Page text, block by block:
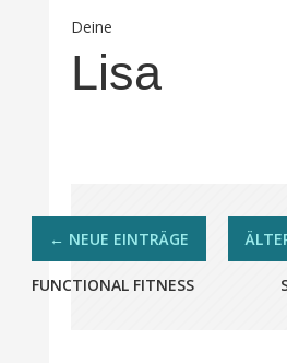
Deine
Lisa
FUNCTIONAL FITNESS